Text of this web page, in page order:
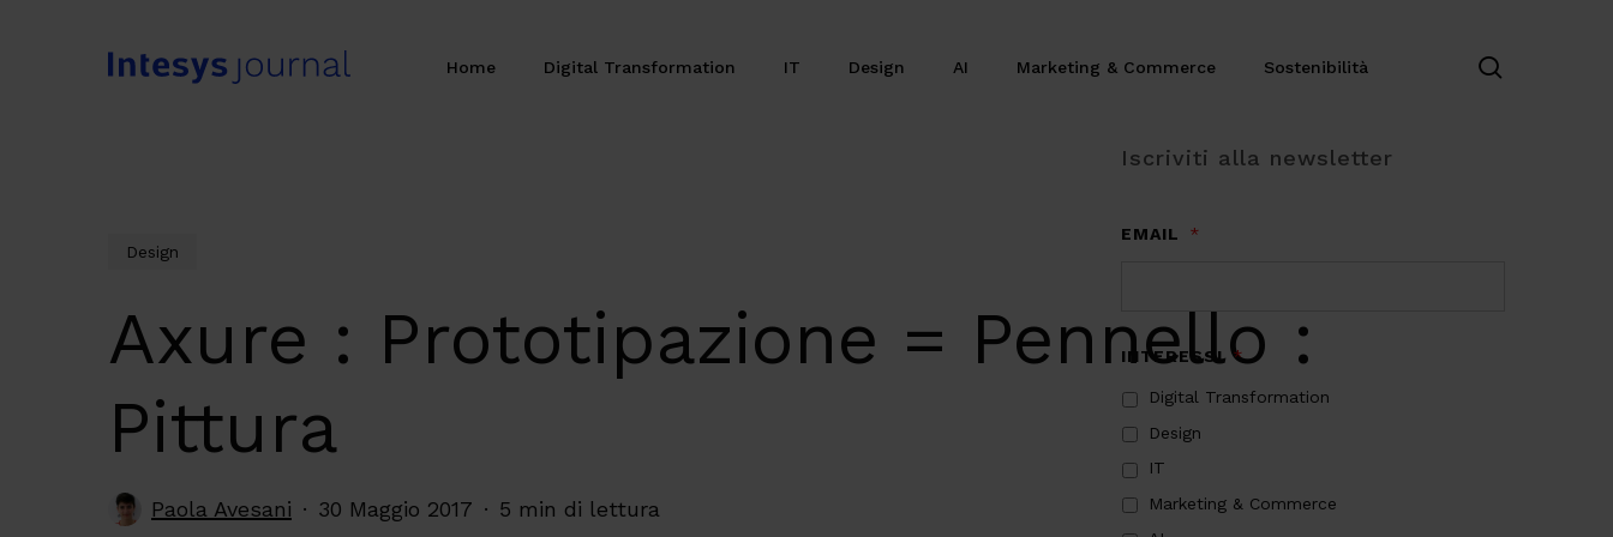
Home Digital Transformation IT Design AI Marketing & Commerce Sostenibilità
Design
Axure : Prototipazione = Pennello :
Pittura
Paola Avesani 30 Maggio 2017 5 min di lettura
Iscriviti alla newsletter
EMAIL *
INTERESSI *
Digital Transformation
Design
IT
Marketing & Commerce